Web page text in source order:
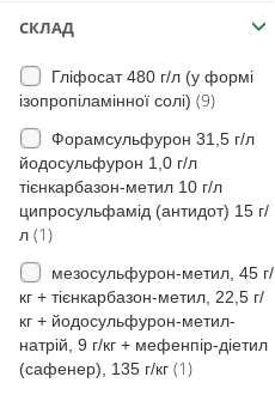
Горобейник польовий (34)
щавель горобиний(15)
щавель кучерявий
щавель туполистий(11)
незабудка польова
кохія вінична(6)
Дескуранія(7)
Злинка (3)
СКЛАД
Гліфосат 480 г/л (у формі
ізопропіламінної солі) (9)
Форамсульфурон 31,5 г/л
йодосульфурон 1,0 г/л
тієнкарбазон-метил 10 г/л
ципросульфамід (антидот) 15 г/
л (1)
мезосульфурон-метил, 45 г/
кг + тієнкарбазон-метил, 22,5 г/
кг + йодосульфурон-метил-
натрій, 9 г/кг + мефенпір-діетил
(сафенер), 135 г/кг (1)